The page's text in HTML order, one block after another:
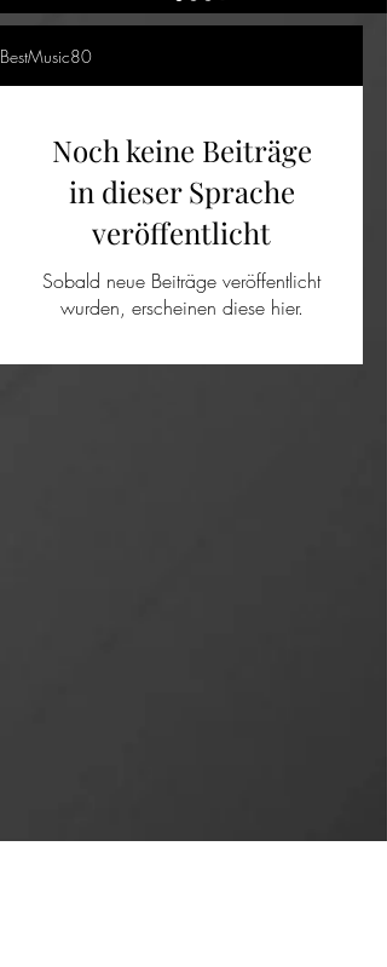
BestMusic80
Noch keine Beiträge
in dieser Sprache
veröffentlicht
Sobald neue Beiträge veröffentlicht
wurden, erscheinen diese hier.